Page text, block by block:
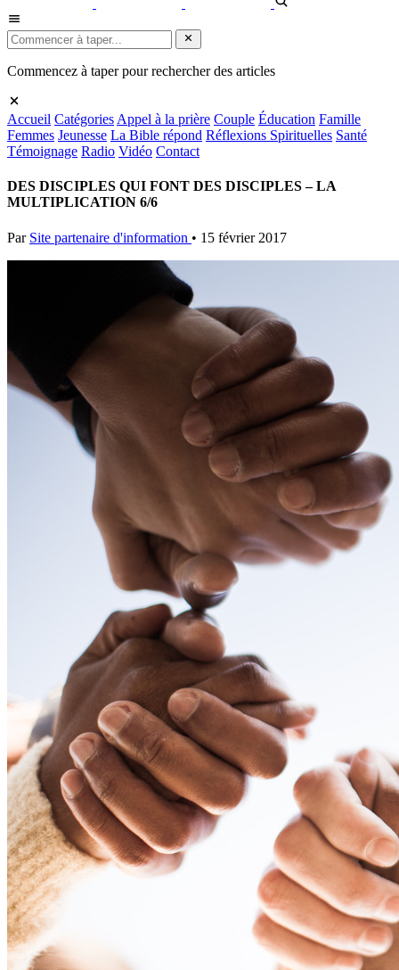
Commencez à taper pour rechercher des articles
Accueil Catégories Appel à la prière Couple Éducation Famille
Femmes Jeunesse La Bible répond Réflexions Spirituelles Santé
Témoignage Radio Vidéo Contact
DES DISCIPLES QUI FONT DES DISCIPLES – LA
MULTIPLICATION 6/6
Par Site partenaire d'information • 15 février 2017